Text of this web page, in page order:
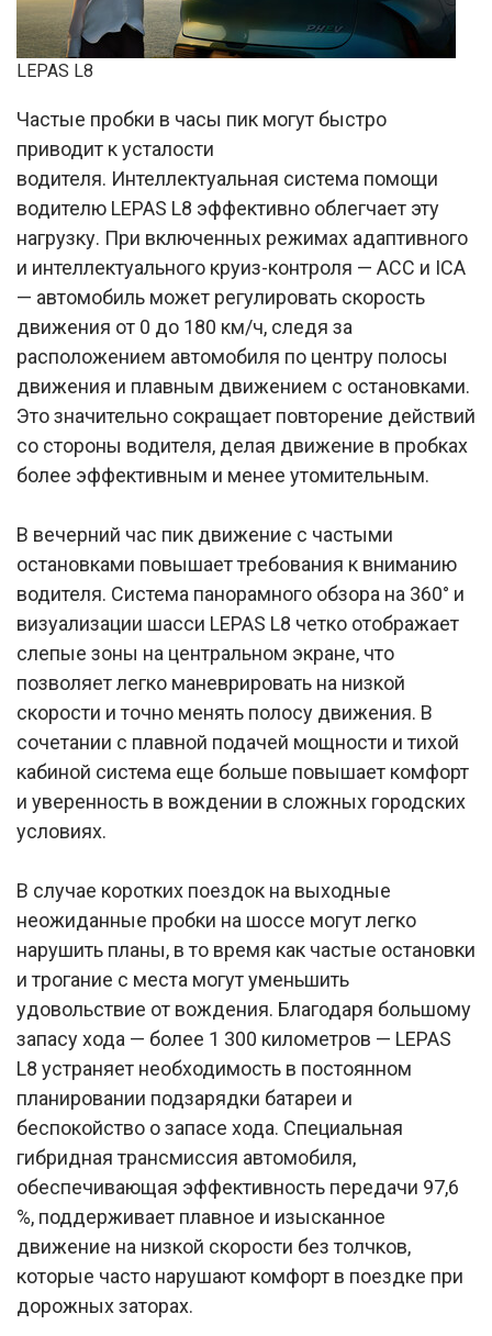
LEPAS L8
Частые пробки в часы пик могут быстро
приводит к усталости
водителя. Интеллектуальная система помощи
водителю LEPAS L8 эффективно облегчает эту
нагрузку. При включенных режимах адаптивного
и интеллектуального круиз-контроля — ACC и ICA
— автомобиль может регулировать скорость
движения от 0 до 180 км/ч, следя за
расположением автомобиля по центру полосы
движения и плавным движением с остановками.
Это значительно сокращает повторение действий
со стороны водителя, делая движение в пробках
более эффективным и менее утомительным.
В вечерний час пик движение с частыми
остановками повышает требования к вниманию
водителя. Система панорамного обзора на 360° и
визуализации шасси LEPAS L8 четко отображает
слепые зоны на центральном экране, что
позволяет легко маневрировать на низкой
скорости и точно менять полосу движения. В
сочетании с плавной подачей мощности и тихой
кабиной система еще больше повышает комфорт
и уверенность в вождении в сложных городских
условиях.
В случае коротких поездок на выходные
неожиданные пробки на шоссе могут легко
нарушить планы, в то время как частые остановки
и трогание с места могут уменьшить
удовольствие от вождения. Благодаря большому
запасу хода — более 1 300 километров — LEPAS
L8 устраняет необходимость в постоянном
планировании подзарядки батареи и
беспокойство о запасе хода. Специальная
гибридная трансмиссия автомобиля,
обеспечивающая эффективность передачи 97,6
%, поддерживает плавное и изысканное
движение на низкой скорости без толчков,
которые часто нарушают комфорт в поездке при
дорожных заторах.